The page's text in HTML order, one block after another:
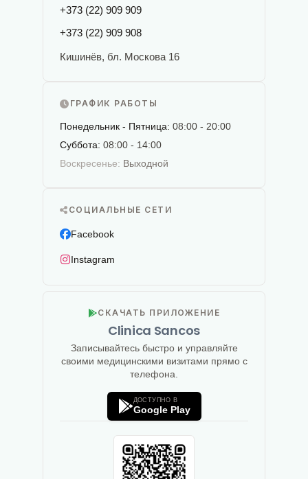
+373 (22) 909 909
+373 (22) 909 908
Кишинёв, бл. Москова 16
ГРАФИК РАБОТЫ
Понедельник - Пятница: 08:00 - 20:00
Суббота: 08:00 - 14:00
Воскресенье: Выходной
СОЦИАЛЬНЫЕ СЕТИ
Facebook
Instagram
СКАЧАТЬ ПРИЛОЖЕНИЕ
Clinica Sancos
Записывайтесь быстро и управляйте
своими медицинскими визитами прямо с
телефона.
ДОСТУПНО В
Google Play